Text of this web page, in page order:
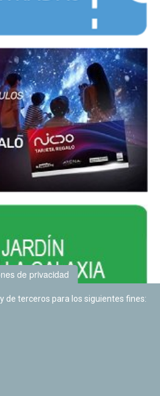
de privacidad
de terceros para los siguientes fines: